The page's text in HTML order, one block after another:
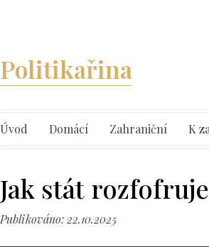
Politikařina
Úvod Domácí Zahraniční K
Jak stát
Publikováno: 22.10.2025